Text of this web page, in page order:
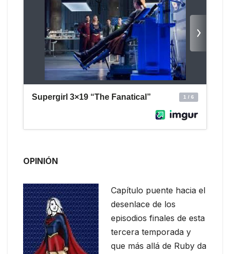
OPINIÓN
Capítulo puente hacia el
desenlace de los
episodios finales de esta
tercera temporada y
que más allá de Ruby da